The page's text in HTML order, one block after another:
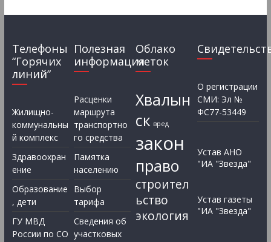
Телефоны
“Горячих
линий”
Жилищно-
коммунальны
й комплекс
Здравоохран
ение
Образование
, дети
ГУ МВД
России по СО
Полезная
информация
Расценки
маршрута
транспортно
го средства
Памятка
населению
Выбор
тарифа
Сведения об
участковых
Облако
меток
Хвалын
ск вред
закон
право
строител
ьство
экология
О регистрации
СМИ: Эл №
ФС77-53449
Устав АНО
"ИА "Звезда"
Устав газеты
"ИА "Звезда"